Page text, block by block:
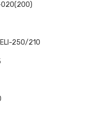
020(200)
ELI-250/210